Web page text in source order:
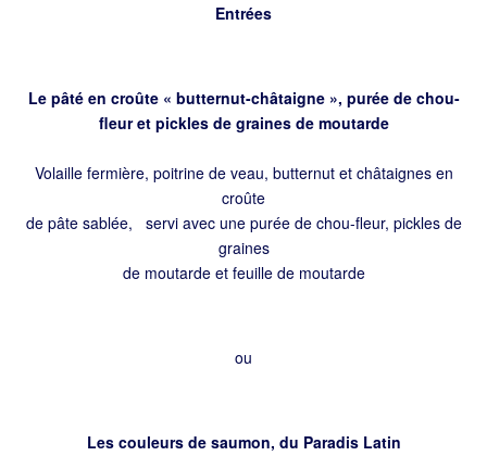
Entrées
Le pâté en croûte « butternut-châtaigne », purée de chou-
fleur et pickles de graines de moutarde
Volaille fermière, poitrine de veau, butternut et châtaignes en
croûte
de pâte sablée, servi avec une purée de chou-fleur, pickles de
graines
de moutarde et feuille de moutarde
ou
Les couleurs de saumon, du Paradis Latin